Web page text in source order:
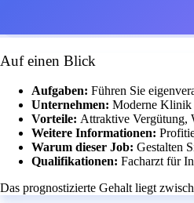
Auf einen Blick
Aufgaben: Führen Sie
Unternehmen: Moderne Klinik
Vorteile: Attraktive Vergütung,
Weitere Informationen:
Warum dieser Job: Gestalten
Qualifikationen: Facharzt für
Das prognostizierte Gehalt liegt